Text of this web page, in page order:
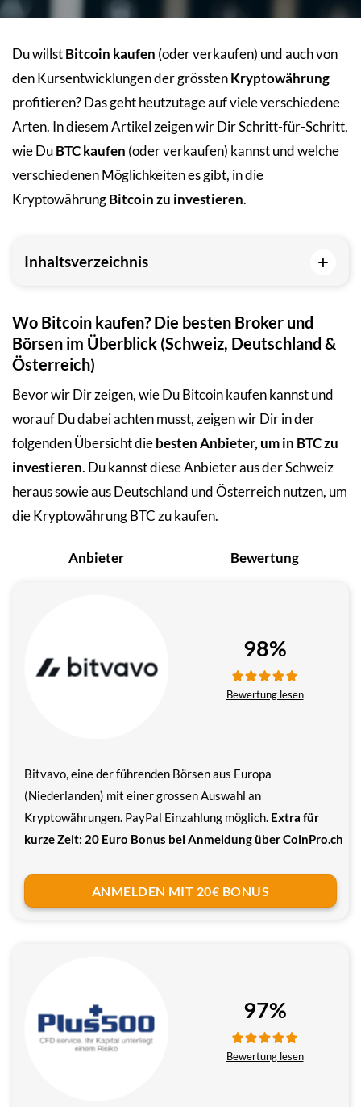
Du willstBitcoin kaufen (oder verkaufen) und auch von
den Kursentwicklungen der grösstenKryptowährung
profitieren? Das geht heutzutage auf viele verschiedene
Arten. In diesem Artikel zeigen wir Dir Schritt-für-Schritt,
wie DuBTC kaufen (oder verkaufen) kannst und welche
verschiedenen Möglichkeiten es gibt, in die
KryptowährungBitcoin zu investieren.
Inhaltsverzeichnis +
Wo Bitcoin kaufen? Die besten Broker und
Börsen im Überblick (Schweiz, Deutschland &
Österreich)
Bevor wir Dir zeigen, wie Du Bitcoin kaufen kannst und
worauf Du dabei achten musst, zeigen wir Dir in der
folgenden Übersicht diebesten Anbieter, um in BTC zu
investieren. Du kannst diese Anbieter aus der Schweiz
heraus sowie aus Deutschland und Österreich nutzen, um
die Kryptowährung BTC zu kaufen.
Anbieter Bewertung
Bitvavo, eine der führenden Börsen aus Europa
(Niederlanden) mit einer grossen Auswahl an
Kryptowährungen. PayPal Einzahlung möglich. Extra für
kurze Zeit: 20 Euro Bonus bei Anmeldung über CoinPro.ch
98%
Bewertung lesen
ANMELDEN MIT 20€ BONUS
97%
Bewertung lesen